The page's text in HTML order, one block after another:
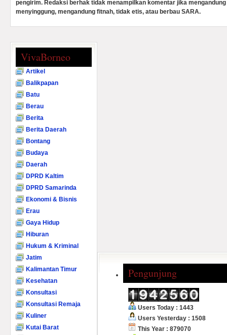
pengirim. Redaksi berhak tidak menampilkan komentar jika
menyinggung, mengandung fitnah, tidak etis, atau berbau SARA.
VivaBorneo
Artikel
Balikpapan
Batu
Berau
Berita
Berita Daerah
Bontang
Budaya
Daerah
DPRD Kaltim
DPRD Samarinda
Ekonomi & Bisnis
Erau
Gaya Hidup
Hiburan
Hukum & Kriminal
Jatim
Kalimantan Timur
Kesehatan
Konsultasi
Konsultasi Remaja
Kuliner
Kutai Barat
Pengunjung
Users Today : 1443
Users Yesterday : 1508
This Year : 879070